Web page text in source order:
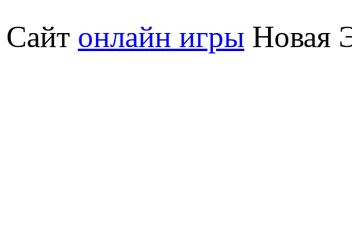
Сайт онлайн игры Новая